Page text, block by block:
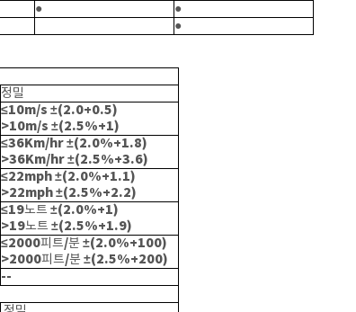
● ●
●
정밀
≤10m/s ±(2.0+0.5)
>10m/s ±(2.5%+1)
≤36Km/hr ±(2.0%+1.8)
>36Km/hr ±(2.5%+3.6)
≤22mph ±(2.0%+1.1)
>22mph ±(2.5%+2.2)
≤19노트 ±(2.0%+1)
>19노트 ±(2.5%+1.9)
≤2000피트/분 ±(2.0%+100)
>2000피트/분 ±(2.5%+200)
--